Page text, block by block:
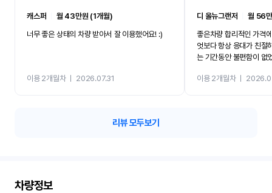
캐스퍼
월 43만원 (1개월)
너무 좋은 상태의 차량 받아서 잘 이용했어요! :)
이용 2개월차ㅣ 2026.07.31
디 올뉴그랜저 ㅣ월 56
좋은차량 합리적인 가격
엇보다 항상 응대가 친절
는 기간동안 불편함이 없
카 렌트 고민없이 강추합
이용 2개월차ㅣ
리뷰 모두보기
차량정보